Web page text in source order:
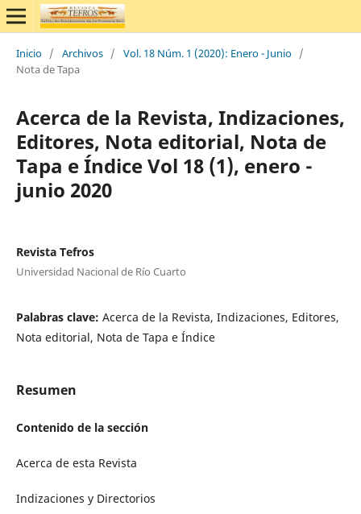
Inicio / Archivos / Vol. 18 Núm. 1 (2020): Enero - Junio /
Nota de Tapa
Acerca de la Revista, Indizaciones,
Editores, Nota editorial, Nota de
Tapa e Índice Vol 18 (1), enero -
junio 2020
Revista Tefros
Universidad Nacional de Río Cuarto
Palabras clave: Acerca de la Revista, Indizaciones, Editores,
Nota editorial, Nota de Tapa e Índice
Resumen
Contenido de la sección
Acerca de esta Revista
Indizaciones y Directorios